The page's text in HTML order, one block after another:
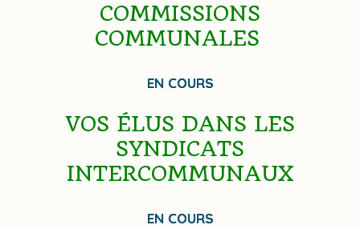
COMMISSIONS
COMMUNALES
EN COURS
VOS ÉLUS DANS LES
SYNDICATS
INTERCOMMUNAUX
EN COURS